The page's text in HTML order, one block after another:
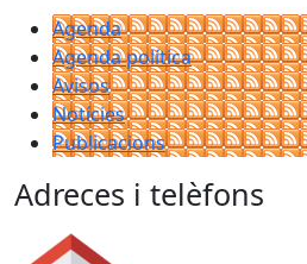
Agenda
Agenda política
Avisos
Notícies
Publicacions
Adreces i telèfons